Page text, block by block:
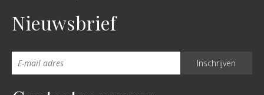
Nieuwsbrief